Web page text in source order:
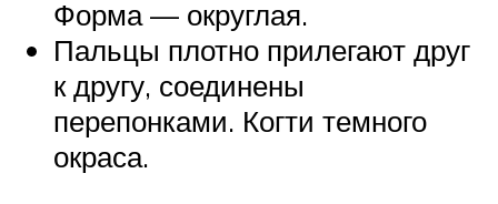
Форма — округлая.
Пальцы плотно прилегают друг
к другу, соединены
перепонками. Когти темного
окраса.